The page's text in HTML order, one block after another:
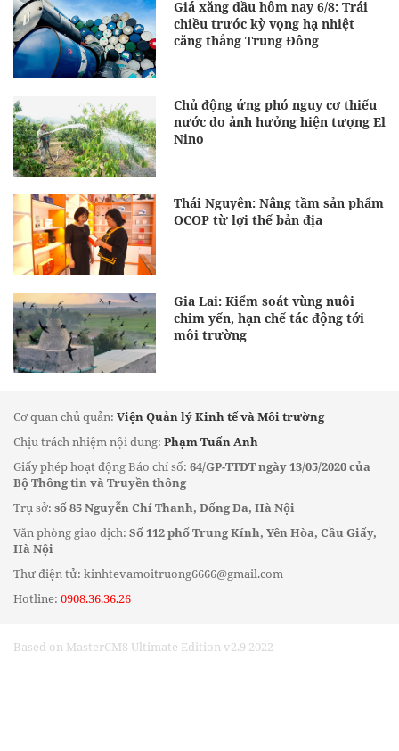
Giá xăng dầu hôm nay 6/8: Trái
chiều trước kỳ vọng hạ nhiệt
căng thẳng Trung Đông
Chủ động ứng phó nguy cơ thiếu
nước do ảnh hưởng hiện tượng El
Nino
Thái Nguyên: Nâng tầm sản phẩm
OCOP từ lợi thế bản địa
Gia Lai: Kiểm soát vùng nuôi
chim yến, hạn chế tác động tới
môi trường
Cơ quan chủ quản: Viện Quản lý Kinh tế và Môi trường
Chịu trách nhiệm nội dung: Phạm Tuấn Anh
Giấy phép hoạt động Báo chí số: 64/GP-TTDT ngày 13/05/2020 của
Bộ Thông tin và Truyền thông
Trụ sở: số 85 Nguyễn Chí Thanh, Đống Đa, Hà Nội
Văn phòng giao dịch: Số 112 phố Trung Kính, Yên Hòa, Cầu Giấy,
Hà Nội
Thư điện tử: kinhtevamoitruong6666@gmail.com
Hotline: 0908.36.36.26
Based on MasterCMS Ultimate Edition v2.9 2022